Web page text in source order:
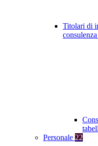
Titolari di
consulenza
Personale 22